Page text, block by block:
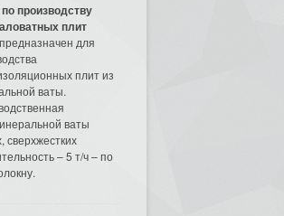
производству
плит
для
плит из
ваты.
ваты
сверхжестких
– 5 т/ч – по